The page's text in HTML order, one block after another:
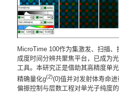
MicroTime 100作为集激发、扫描
成度时间分辨共聚焦平台，已成为
工具。本研究正是借助其高精度单
精确量化g(2)(0)值并对发射体寿命
偏振控制与层数工程对单光子纯度的